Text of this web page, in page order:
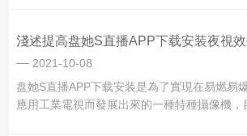
據安裝的不同型號的監控攝像機進行重心調節
控，簡單方便；可以使防...
淺述提高盘她S直播APP下载安装夜視
2021-10-08
盘她S直播APP下载安装是為了實現在易燃易
應用工業電視而發展出來的一種特種攝像機，